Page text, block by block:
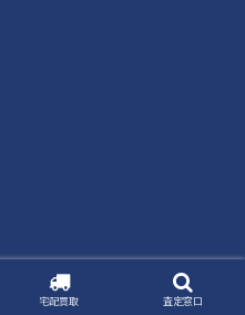
宅配買取 査定窓口